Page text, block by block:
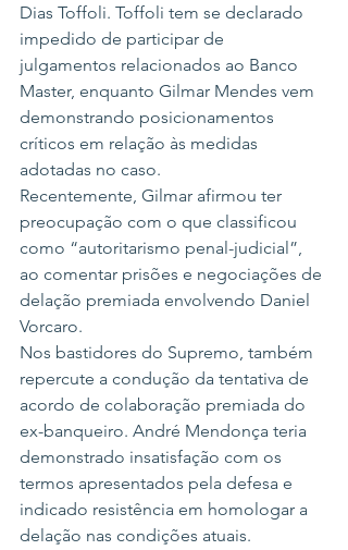
Dias Toffoli. Toffoli tem se declarado
impedido de participar de
julgamentos relacionados ao Banco
Master, enquanto Gilmar Mendes vem
demonstrando posicionamentos
críticos em relação às medidas
adotadas no caso.
Recentemente, Gilmar afirmou ter
preocupação com o que classificou
como “autoritarismo penal-judicial”,
ao comentar prisões e negociações de
delação premiada envolvendo Daniel
Vorcaro.
Nos bastidores do Supremo, também
repercute a condução da tentativa de
acordo de colaboração premiada do
ex-banqueiro. André Mendonça teria
demonstrado insatisfação com os
termos apresentados pela defesa e
indicado resistência em homologar a
delação nas condições atuais.